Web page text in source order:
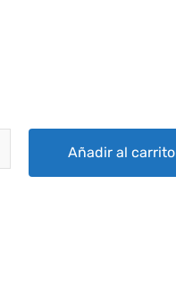
Añadir al carrito